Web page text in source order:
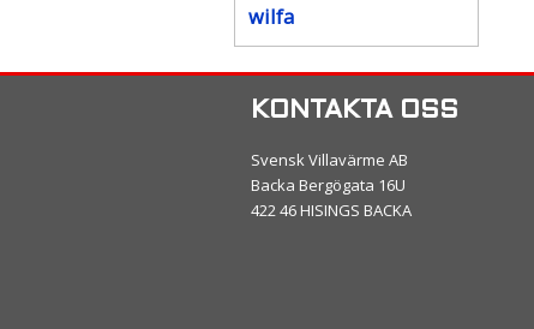
wilfa
KONTAKTA OSS
Svensk Villavärme AB
Backa Bergögata 16U
422 46 HISINGS BACKA